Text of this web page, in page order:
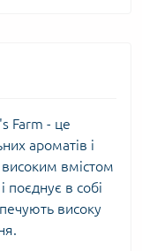
Farm - це
ароматів і
високим вмістом
поєднує в собі
високу